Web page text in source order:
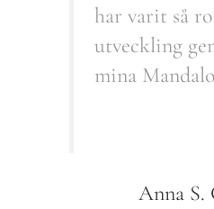
har varit så
utveckling
mina
Anna S.